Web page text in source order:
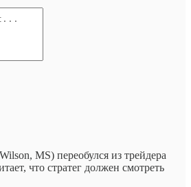
MS) переобулся из трейдера
что стратег должен смотреть